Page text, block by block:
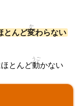
とんど変
か
わらない
とんど動
うご
かない